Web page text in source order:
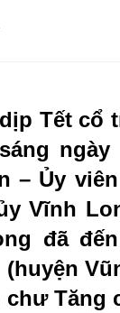
Tết cổ
ngày
– Ủy
Vĩnh
đã
(huyện
chư Tăng